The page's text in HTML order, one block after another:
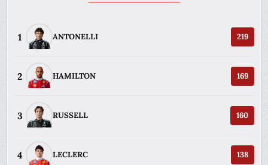
1 ANTONELLI 219
2 HAMILTON 169
3 RUSSELL 160
4 LECLERC 138